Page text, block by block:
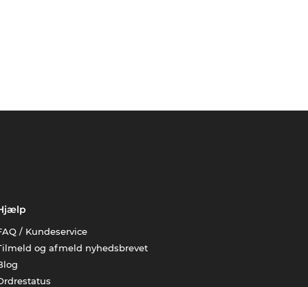
/ Kundeservice
og afmeld nyhedsbrevet